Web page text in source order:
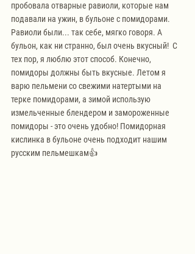
пробовала отварные равиоли, которые нам
подавали на ужин, в бульоне с помидорами.
Равиоли были... так себе, мягко говоря. А
бульон, как ни странно, был очень вкусный!  С
тех пор, я люблю этот способ. Конечно,
помидоры должны быть вкусные. Летом я
варю пельмени со свежими натертыми на
терке помидорами, а зимой использую
измельченные блендером и замороженные
помидоры - это очень удобно! Помидорная
кислинка в бульоне очень подходит нашим
русским пельмешкам👍